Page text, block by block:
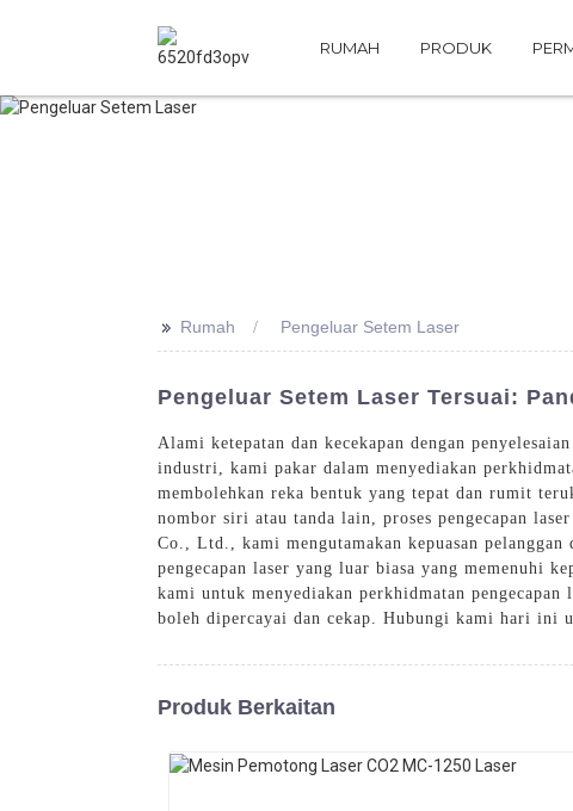
RUMAH PRODUK
>> Rumah Pengeluar Setem Laser
Pengeluar Setem Laser Tersuai:
Alami ketepatan dan kecekapan dengan
industri, kami pakar dalam menyediakan
membolehkan reka bentuk yang tepat dan rumit
nombor siri atau tanda lain, proses pengecapan
Co., Ltd., kami mengutamakan kepuasan
pengecapan laser yang luar biasa yang memenuhi
kami untuk menyediakan perkhidmatan
boleh dipercayai dan cekap. Hubungi kami hari ini
Produk Berkaitan